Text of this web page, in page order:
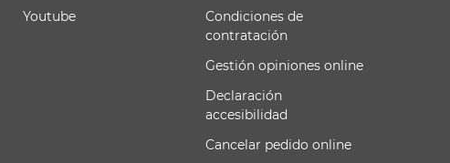
Youtube
Condiciones de
contratación
Gestión opiniones online
Declaración
accesibilidad
Cancelar pedido online